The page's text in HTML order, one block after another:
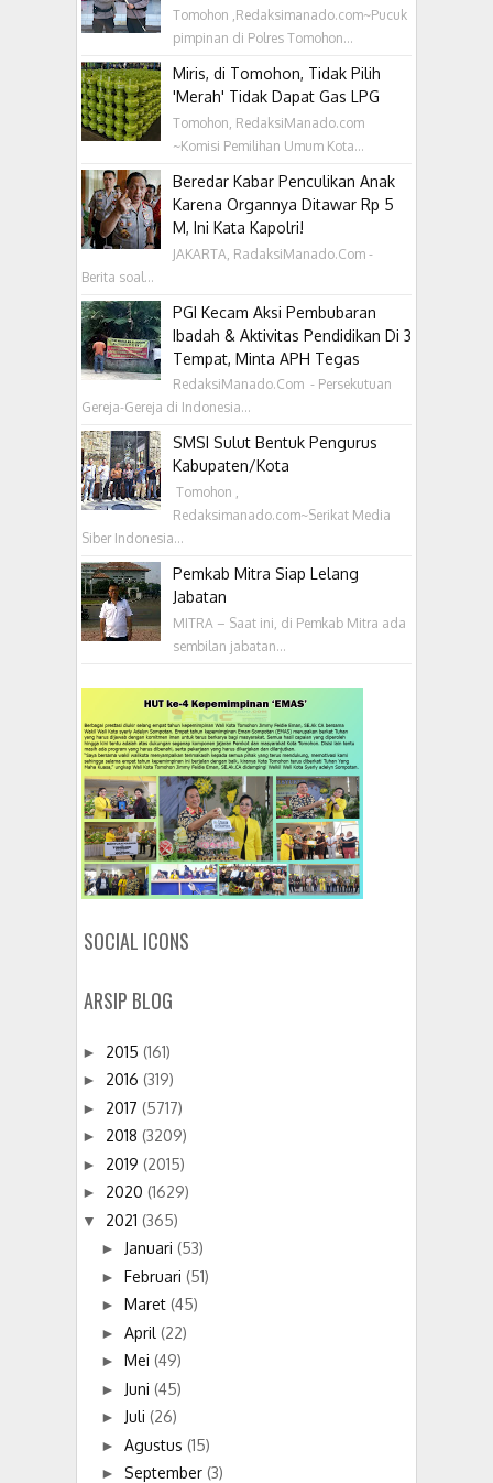
Tomohon ,Redaksimanado.com~Pucuk
pimpinan di Polres Tomohon...
Miris, di Tomohon, Tidak Pilih
'Merah' Tidak Dapat Gas LPG
Tomohon, RedaksiManado.com
~Komisi Pemilihan Umum Kota...
Beredar Kabar Penculikan Anak
Karena Organnya Ditawar Rp 5
M, Ini Kata Kapolri!
JAKARTA, RadaksiManado.Com -
Berita soal...
PGI Kecam Aksi Pembubaran
Ibadah & Aktivitas Pendidikan Di 3
Tempat, Minta APH Tegas
RedaksiManado.Com - Persekutuan
Gereja-Gereja di Indonesia...
SMSI Sulut Bentuk Pengurus
Kabupaten/Kota
‎ Tomohon ,
Redaksimanado.com~Serikat Media
Siber Indonesia...
Pemkab Mitra Siap Lelang
Jabatan
MITRA – Saat ini, di Pemkab Mitra ada
sembilan jabatan...
SOCIAL ICONS
ARSIP BLOG
► 2015 (161)
► 2016 (319)
► 2017 (5717)
► 2018 (3209)
► 2019 (2015)
► 2020 (1629)
▼ 2021 (365)
► Januari (53)
► Februari (51)
► Maret (45)
► April (22)
► Mei (49)
► Juni (45)
► Juli (26)
► Agustus (15)
► September (3)